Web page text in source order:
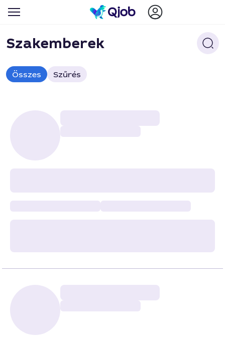
Szakemberek
Összes Szűrés